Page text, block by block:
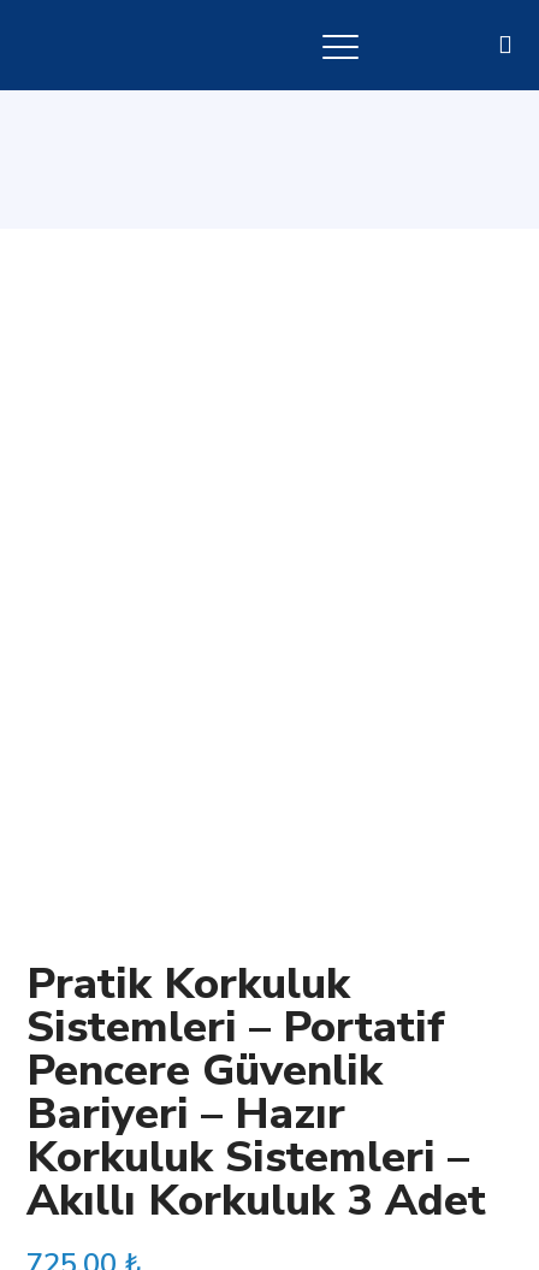
Pratik Korkuluk
Sistemleri – Portatif
Pencere Güvenlik
Bariyeri – Hazır
Korkuluk Sistemleri –
Akıllı Korkuluk 3 Adet